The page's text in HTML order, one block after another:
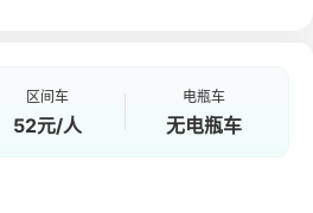
区间车
52元/人
电瓶车
无电瓶车